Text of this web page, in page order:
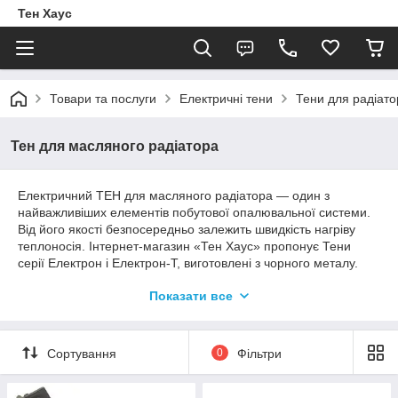
Тен Хаус
Товари та послуги Електричні тени Тени для
Тен для масляного радіатора
Електричний ТЕН для масляного радіатора — один з
найважливіших елементів побутової опалювальної системи.
Від його якості безпосередньо залежить швидкість нагріву
теплоносія. Інтернет-магазин «Тен Хаус» пропонує Тени
серії Електрон і Електрон-Т, виготовлені з чорного металу.
співпрацюємо з кінцевими споживачами і оптовиками — для
Електричні Тени Електрон-Т з чорного
металу
Показати все
Сортування 0 Фільтри